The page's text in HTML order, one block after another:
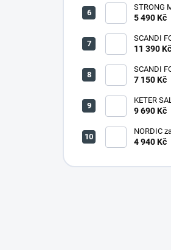
STRONG
lavice
5 490 Kč
SCANDI
grey/Storm
11 390 Kč
SCANDI
SOFA -
7 150 Kč
KETER
grafit/šedá
9 690 Kč
NORDIC
4 940 Kč